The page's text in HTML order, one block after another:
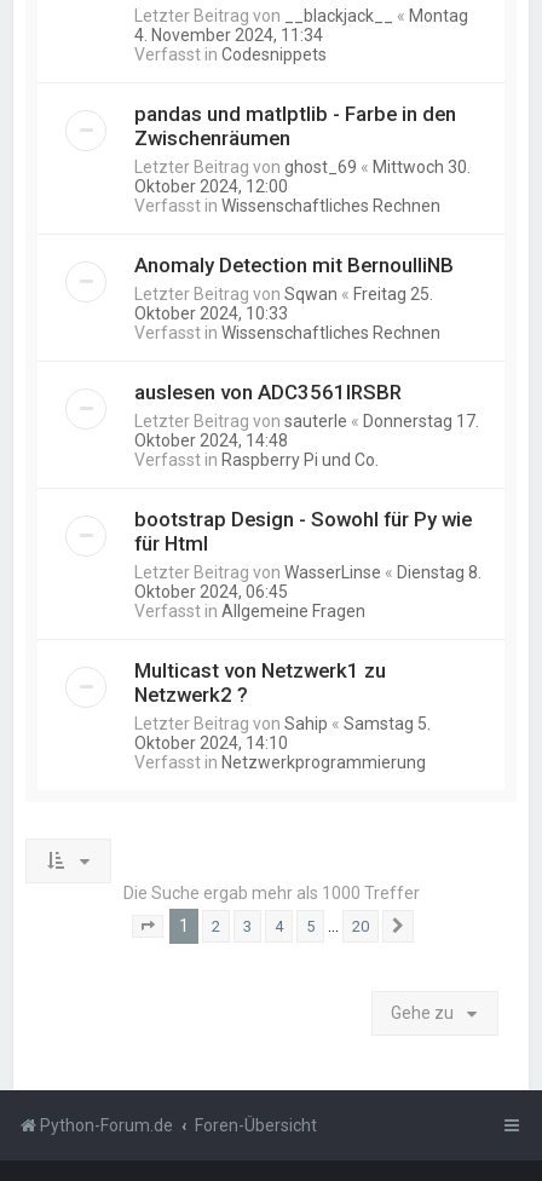
Letzter Beitrag von __blackjack__ « Montag
4. November 2024, 11:34
Verfasst inCodesnippets
pandas und matlptlib - Farbe in den
Zwischenräumen
Letzter Beitrag vonghost_69 « Mittwoch 30.
Oktober 2024, 12:00
Verfasst inWissenschaftliches Rechnen
Anomaly Detection mit BernoulliNB
Letzter Beitrag vonSqwan « Freitag 25.
Oktober 2024, 10:33
Verfasst inWissenschaftliches Rechnen
auslesen von ADC3561IRSBR
Letzter Beitrag vonsauterle « Donnerstag 17.
Oktober 2024, 14:48
Verfasst in Raspberry Pi und Co.
bootstrap Design - Sowohl für Py wie
für Html
Letzter Beitrag vonWasserLinse « Dienstag 8.
Oktober 2024, 06:45
Verfasst inAllgemeine Fragen
Multicast von Netzwerk1 zu
Netzwerk2 ?
Letzter Beitrag vonSahip «Samstag 5.
Oktober 2024, 14:10
Verfasst in Netzwerkprogrammierung
Die Suche ergab mehr als 1000 Treffer
Seite von 20
1 2 3 4 5 … 20
Gehe zu
Python-Forum.de Foren-Übersicht